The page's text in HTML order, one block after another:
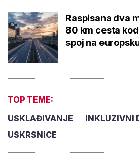
Raspisana dva
80 km cesta
spoj na
TOP TEME:
USKLAĐIVANJE
INKLUZIVNI
USKRSNICE